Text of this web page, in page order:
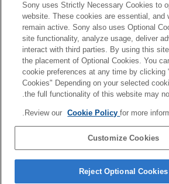
باستخدام هاتف ذكي
مشكلة
Sony uses Strictly Necessary Cookies to
website. These cookies are essential, and
remain active. Sony also uses Optional
site functionality, analyze usage, deliver
interact with third parties. By using this
the placement of Optional Cookies. You
cookie preferences at any time by clicking
Cookies" Depending on your selected
the full functionality of this website may
Review our Cookie Policyfor more
Customize Cookies
Reject Optional Cookies